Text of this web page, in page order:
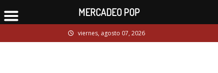
to
viernes, agosto 07, 2026
MERCADEO POP